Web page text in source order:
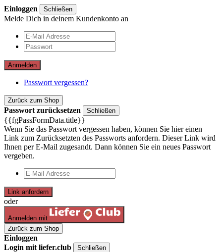
Einloggen Schließen
Melde Dich in deinem Kundenkonto an
Anmelden
Passwort vergessen?
Zurück zum Shop
Passwort zurücksetzen Schließen
{{fgPassFormData.title}}
Wenn Sie das Passwort vergessen haben, können Sie hier einen
Link zum Zurücksetzten des Passworts anfordern. Dieser Link wird
Ihnen per E-Mail zugesandt. Dann können Sie ein neues Passwort
vergeben.
Link anfordern
oder
Anmelden mit
Zurück zum Shop
Einloggen
Login mit liefer.club
Schließen